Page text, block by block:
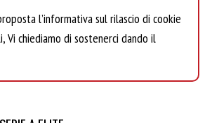
l’informativa sul rilascio di cookie
Vi chiediamo di sostenerci dando il